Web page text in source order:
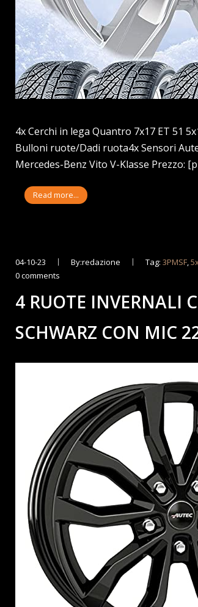
4x Cerchi in lega Quantro 7x17 ET 51
Bulloni ruote/Dadi ruota4x Sensori
Mercedes-Benz Vito V-Klasse Prezzo:
Read more...
04-10-23 By:redazione Tag:3PMSF ,
0 comments
4 RUOTE INVERNALI
SCHWARZ CON MIC